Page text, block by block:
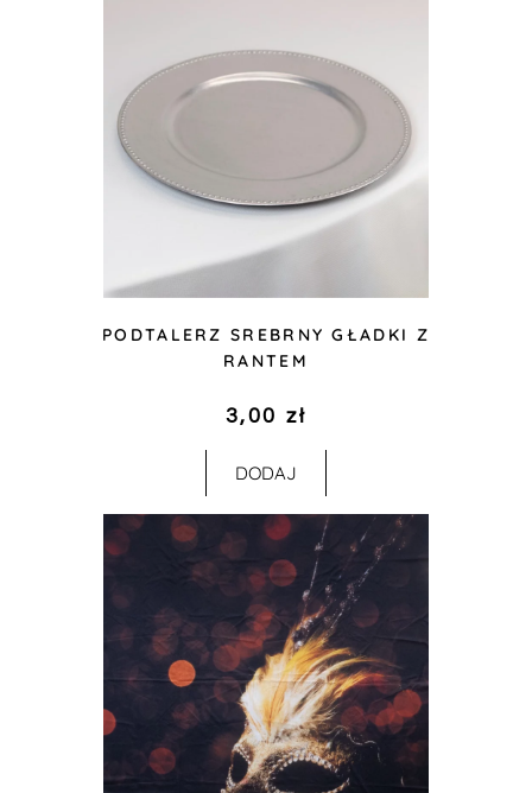
PODTALERZ SREBRNY GŁADKI Z
RANTEM
3,00zł
DODAJ